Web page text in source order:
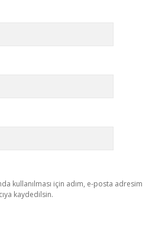
kullanılması için adım, e-posta adresim
kaydedilsin.